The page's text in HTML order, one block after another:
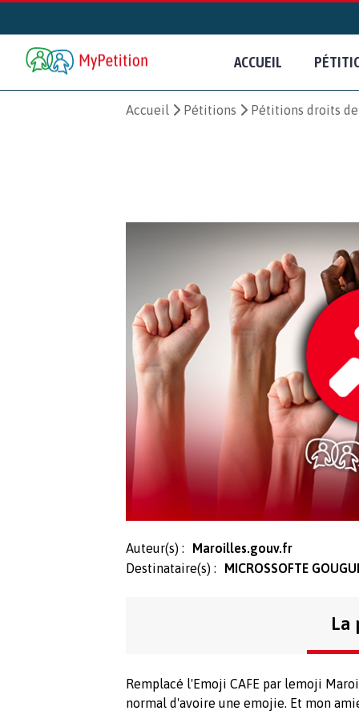
ACCUEIL
Accueil Pétitions Pétitions droits
Auteur(s) :
Maroilles.gouv.fr
Destinataire(s) :
MICROSSOFTE
La
Remplacé l'Emoji CAFE par lemoji
normal d'avoire une emojie. Et mon